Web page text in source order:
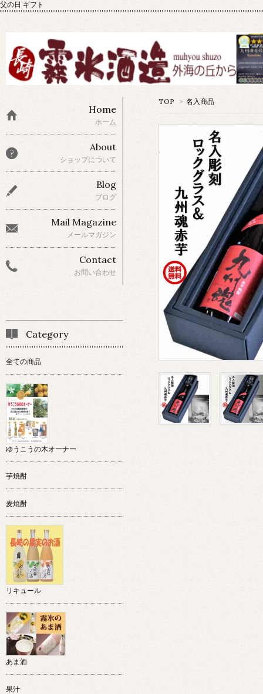
父の日 ギフト
TOP > 名入商品
Home
ホーム
About
ショップについて
Blog
ブログ
Mail Magazine
メールマガジン
Contact
お問い合わせ
Category
全ての商品
ゆうこうの木オーナー
芋焼酎
麦焼酎
リキュール
あま酒
果汁